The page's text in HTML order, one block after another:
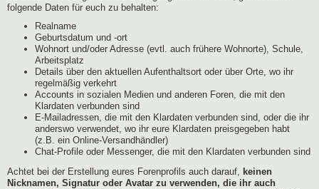
folgende Daten für euch zu behalten:
Realname
Geburtsdatum und -ort
Wohnort und/oder Adresse (evtl. auch frühere Wohnorte), Schule,
Arbeitsplatz
Details über den aktuellen Aufenthaltsort oder über Orte, wo ihr
regelmäßig verkehrt
Accounts in sozialen Medien und anderen Foren, die mit den
Klardaten verbunden sind
E-Mailadressen, die mit den Klardaten verbunden sind, oder die ihr
anderswo verwendet, wo ihr eure Klardaten preisgegeben habt
(z.B. ein Online-Versandhändler)
Chat-Profile oder Messenger, die mit den Klardaten verbunden sind
Achtet bei der Erstellung eures Forenprofils auch darauf, keinen
Nicknamen, Signatur oder Avatar zu verwenden, die ihr auch